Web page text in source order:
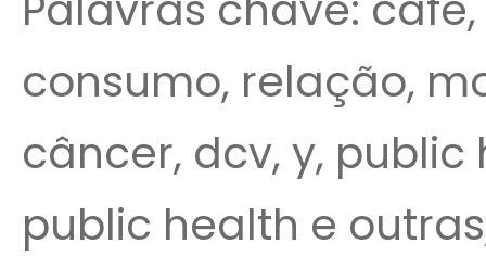
consumo, relação,
câncer, dcv, y,
public health e